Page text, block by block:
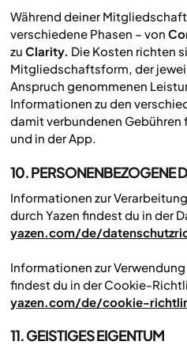
Während deiner
verschiedene Phasen – von
zu Clarity. Die Kosten richten
Mitgliedschaftsform, der
Anspruch genommenen
Informationen zu den
damit verbundenen Gebühren
und in der App.
10. PERSONENBEZOGENE
Informationen zur
durch Yazen findest du in der
yazen.com/de/
Informationen zur
findest du in der Cookie-
yazen.com/de/cookie-
11. GEISTIGES EIGENTUM